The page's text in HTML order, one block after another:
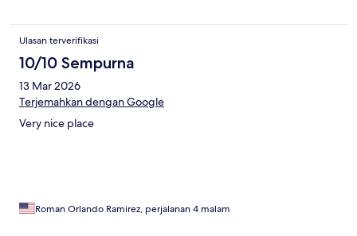
Ulasan terverifikasi
10/10 Sempurna
13 Mar 2026
Terjemahkan dengan Google
Very nice place
Roman Orlando Ramirez, perjalanan 4 malam